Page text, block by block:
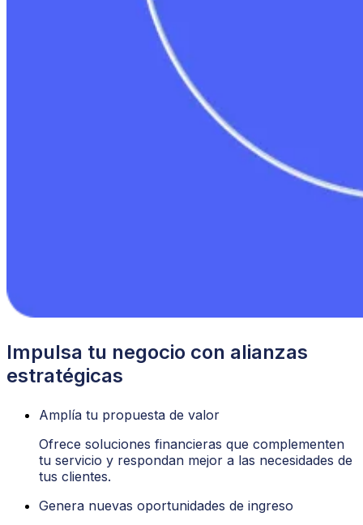
Impulsa tu negocio con alianzas
estratégicas
Amplía tu propuesta de valor
Ofrece soluciones financieras que complementen
tu servicio y respondan mejor a las necesidades de
tus clientes.
Genera nuevas oportunidades de ingreso